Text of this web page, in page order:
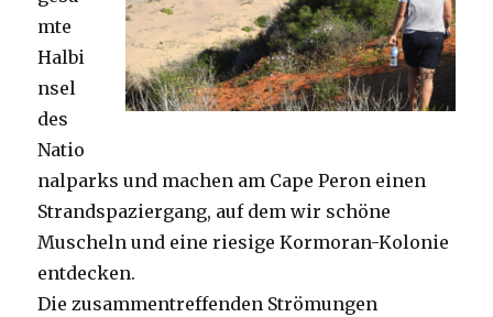
mte
Halbi
nsel
des
Natio
nalparks und machen am Cape Peron einen
Strandspaziergang, auf dem wir schöne
Muscheln und eine riesige Kormoran-Kolonie
entdecken.
Die zusammentreffenden Strömungen